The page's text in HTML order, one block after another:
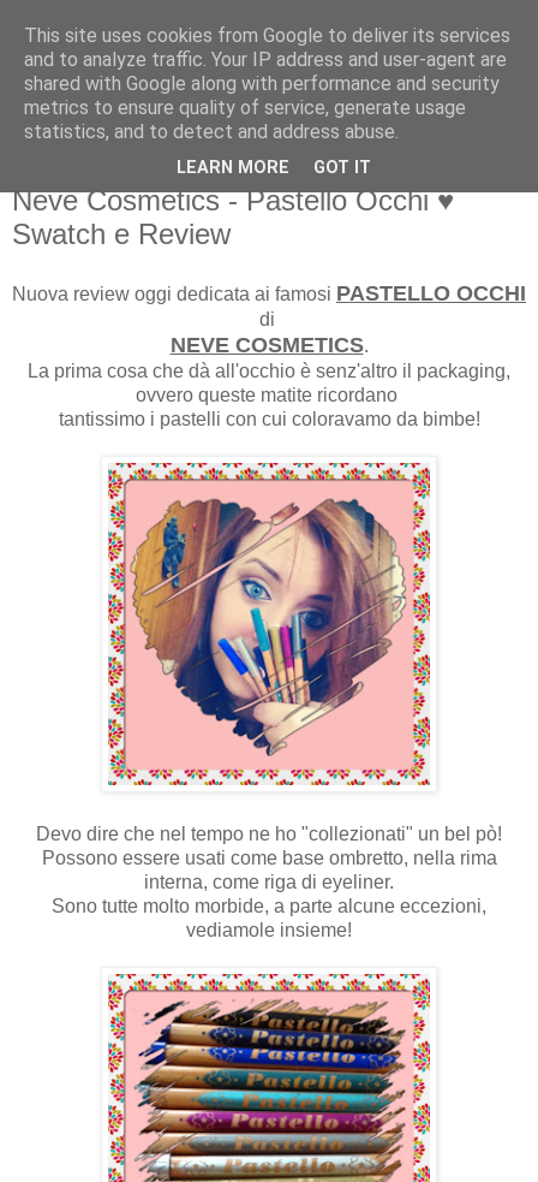
Martone Laura
Martone Laura
mercoledì, aprile 08, 2015
Neve Cosmetics - Pastello Occhi ♥
Swatch e Review
Nuova review oggi dedicata ai famosi PASTELLO OCCHI
di
NEVE COSMETICS.
La prima cosa che dà all'occhio è senz'altro il packaging,
ovvero queste matite ricordano
tantissimo i pastelli con cui coloravamo da bimbe!
Devo dire che nel tempo ne ho "collezionati" un bel pò!
Possono essere usati come base ombretto, nella rima
interna, come riga di eyeliner.
Sono tutte molto morbide, a parte alcune eccezioni,
vediamole insieme!
This site uses cookies from Google to deliver its services
and to analyze traffic. Your IP address and user-agent are
shared with Google along with performance and security
metrics to ensure quality of service, generate usage
statistics, and to detect and address abuse.
LEARN MORE GOT IT